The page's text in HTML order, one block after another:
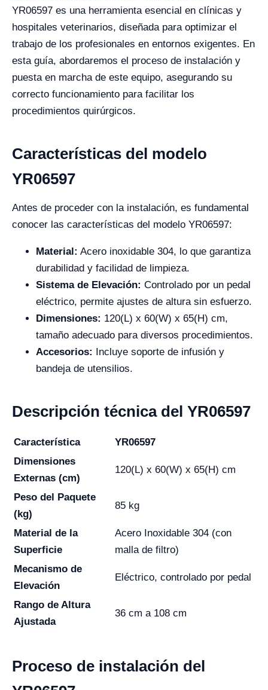
YR06597 es una herramienta esencial en clínicas y
hospitales veterinarios, diseñada para optimizar el
trabajo de los profesionales en entornos exigentes. En
esta guía, abordaremos el proceso de instalación y
puesta en marcha de este equipo, asegurando su
correcto funcionamiento para facilitar los
procedimientos quirúrgicos.
Características del modelo
YR06597
Antes de proceder con la instalación, es fundamental
conocer las características del modelo YR06597:
Material: Acero inoxidable 304, lo que garantiza
durabilidad y facilidad de limpieza.
Sistema de Elevación: Controlado por un pedal
eléctrico, permite ajustes de altura sin esfuerzo.
Dimensiones: 120(L) x 60(W) x 65(H) cm,
tamaño adecuado para diversos procedimientos.
Accesorios: Incluye soporte de infusión y
bandeja de utensilios.
Descripción técnica del YR06597
Característica
YR06597
Dimensiones
Externas (cm)
120(L) x 60(W) x 65(H) cm
Peso del Paquete
(kg)
85 kg
Material de la
Superficie
Acero Inoxidable 304 (con
malla de filtro)
Mecanismo de
Elevación
Eléctrico, controlado por pedal
Rango de Altura
Ajustada
36 cm a 108 cm
Proceso de instalación del